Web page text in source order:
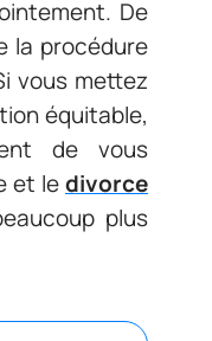
De
la procédure
vous mettez
équitable,
de vous
et ledivorce
plus